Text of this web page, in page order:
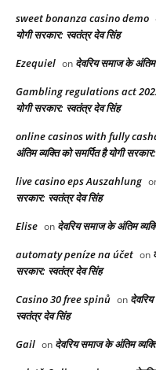
sweet bonanza casino demo
योगी सरकार: स्वतंत्र देव सिंह
Ezequiel on देवरिय समाज के अंतिम
Gambling regulations act
योगी सरकार: स्वतंत्र देव सिंह
online casinos with fully
अंतिम व्यक्ति को समर्पित है योगी
live casino eps Auszahlung
सरकार: स्वतंत्र देव सिंह
Elise on देवरिय समाज के अंतिम
automaty peníze na účet on
सरकार: स्वतंत्र देव सिंह
Casino 30 free spinů on
स्वतंत्र देव सिंह
Gail on देवरिय समाज के अंतिम